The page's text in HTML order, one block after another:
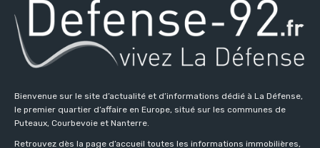
Bienvenue sur le site d’actualité et d’informations dédié à La Défense,
le premier quartier d’affaire en Europe, situé sur les communes de
Puteaux, Courbevoie et Nanterre.
Retrouvez dès la page d’accueil toutes les informations immobilières,